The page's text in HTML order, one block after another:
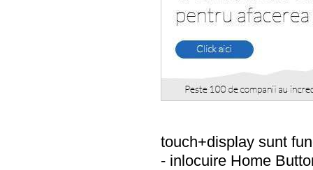
touch+display sunt
- inlocuire Home